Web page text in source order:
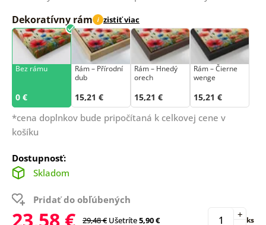
Dekoratívny rám i zistiť viac
Bez rámu
0 €
Rám –⁠⁠⁠⁠⁠⁠ Přírodní
dub
15,21 €
Rám – Hnedý
orech
15,21 €
Rám – Čierne
wenge
15,21 €
*cena doplnkov bude pripočítaná k celkovej cene v
košíku
Dostupnosť:
Skladom
Pridať do obľúbených
23,58 € 29,48 € Ušetríte5,90 € + ks